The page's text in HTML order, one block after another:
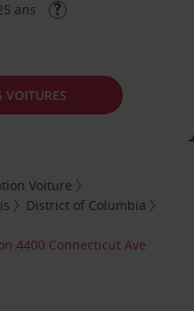
ans
VOITURES
Voiture
District of Columbia
4400 Connecticut Ave